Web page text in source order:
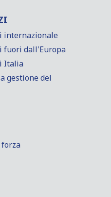
internazionale
fuori dall'Europa
Italia
gestione del